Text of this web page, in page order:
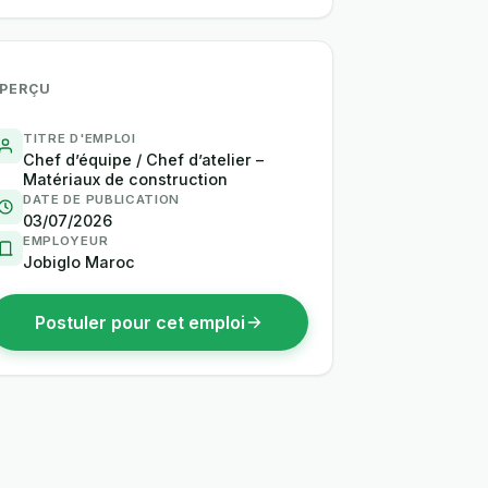
TITRE D'EMPLOI
Chef d’équipe / Chef d’atelier –
Matériaux de construction
DATE DE PUBLICATION
03/07/2026
EMPLOYEUR
Jobiglo Maroc
Postuler pour cet emploi